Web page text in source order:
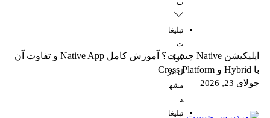
ت
تبلیغا
ت
گوگ
ل ادز
مشه
د
تبلیغا
اپلیکیشن Native چیست؟ آموزش کامل Native App و تفاوت آن
با Hybrid و Cross Platform
جولای 23, 2026